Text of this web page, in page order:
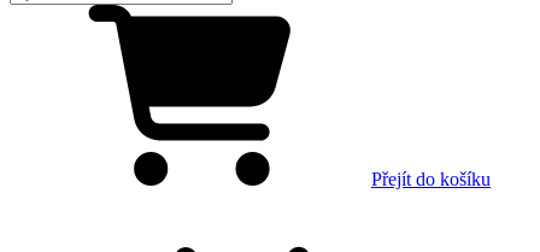
Přejít do košíku